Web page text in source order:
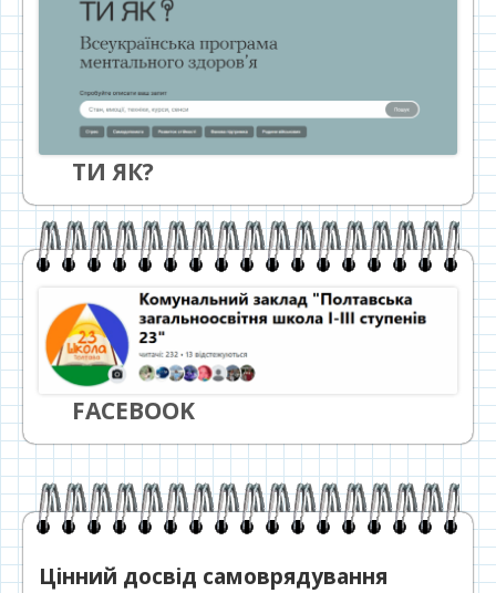
ТИ ЯК?
FACEBOOK
Цінний досвід самоврядування